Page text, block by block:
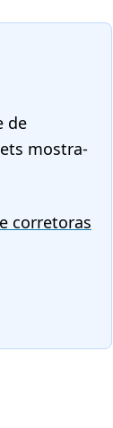
de
mostra-
corretoras